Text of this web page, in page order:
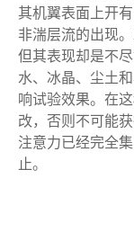
其机翼表面上开
非湍层流的出现
但其表现却是不
水、冰晶、尘土
响试验效果。在
改，否则不可能
注意力已经完全
止。